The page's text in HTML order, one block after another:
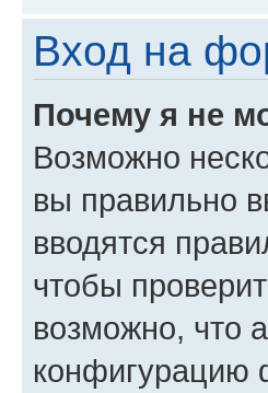
Вход на
Почему я не
Возможно
вы правильно
вводятся
чтобы
возможно, что
конфигурацию